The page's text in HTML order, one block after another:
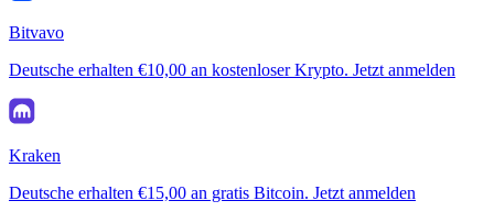
Bitvavo
Deutsche erhalten €10,00 an kostenloser Krypto. Jetzt anmelden
Kraken
Deutsche erhalten €15,00 an gratis Bitcoin. Jetzt anmelden